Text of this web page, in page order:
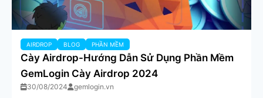
AIRDROP BLOG PHẦN MỀM
Cày Airdrop-Hướng Dẫn Sử Dụng Phần Mềm
GemLogin Cày Airdrop 2024
30/08/2024 gemlogin.vn